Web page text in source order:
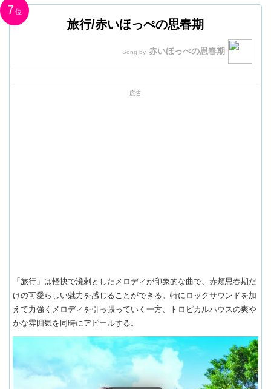
7
旅行/赤いほっぺの思春期
赤いほっぺの思春期
「旅行」は軽快で溌剌としたメロディが印象的な曲で、赤頬思春期だ
けの可愛らしい魅力を感じることができる。特にロックサウンドを加
えて力強くメロディを引っ張っていく一方、トロピカルハウスの爽や
かな雰囲気を同時にアピールする。